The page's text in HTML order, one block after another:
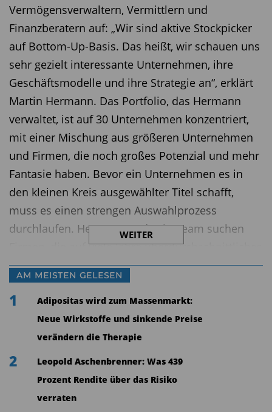
Vermögensverwaltern, Vermittlern und
Finanzberatern auf: „Wir sind aktive Stockpicker
auf Bottom-Up-Basis. Das heißt, wir schauen uns
sehr gezielt interessante Unternehmen, ihre
Geschäftsmodelle und ihre Strategie an“, erklärt
Martin Hermann. Das Portfolio, das Hermann
verwaltet, ist auf 30 Unternehmen konzentriert,
mit einer Mischung aus größeren Unternehmen
und Firmen, die noch großes Potenzial und mehr
Fantasie haben. Bevor ein Unternehmen es in
den kleinen Kreis ausgewählter Titel schafft,
muss es einen strengen Auswahlprozess
durchlaufen. Hermann und sein Team suchen
Firmen, die auf viele Jahre überdurchschnittliches
Wachstum erzeugen können, mit steigendem
Cashflow – im besten Fall solche Unternehmen,
deren Potenzial vom Markt noch nicht in vollem
Umfang gesehen wird. Der Fondsmanager
analysiert dabei die Unternehmen nicht nur
aufgrund ihrer fundamentalen Daten, sondern
achtet auch auf ihre ESG-Verträglichkeit. Zudem
muss das Umfeld passen. Attraktiv findet
WEITER
AM MEISTEN GELESEN
1
Adipositas wird zum Massenmarkt:
Neue Wirkstoffe und sinkende Preise
verändern die Therapie
2
Leopold Aschenbrenner: Was 439
Prozent Rendite über das Risiko
verraten